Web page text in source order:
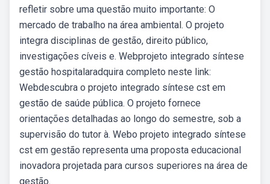
refletir sobre uma questão muito importante: O
mercado de trabalho na área ambiental. O projeto
integra disciplinas de gestão, direito público,
investigações cíveis e. Webprojeto integrado síntese
gestão hospitalaradquira completo neste link:
Webdescubra o projeto integrado síntese cst em
gestão de saúde pública. O projeto fornece
orientações detalhadas ao longo do semestre, sob a
supervisão do tutor à. Webo projeto integrado síntese
cst em gestão representa uma proposta educacional
inovadora projetada para cursos superiores na área de
gestão.